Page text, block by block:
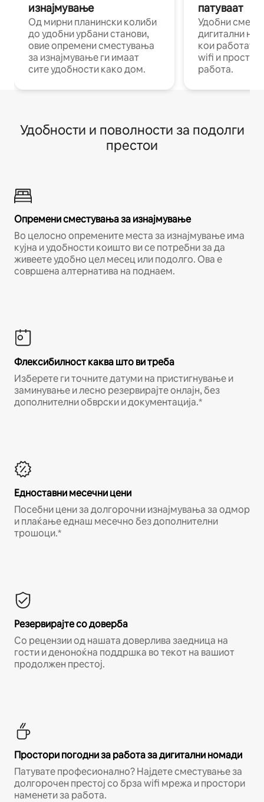
изнајмување
Од мирни планински колиби
до удобни урбани станови,
овие опремени сместувања
за изнајмување ги имаат
сите удобности како дом.
патуваат
Удобни
дигитални
кои работат
wifi и
работа.
Удобности и поволности за подолги
престои
Опремени сместувања за изнајмување
Во целосно опремените места за изнајмување има
кујна и удобности коишто ви се потребни за да
живеете удобно цел месец или подолго. Ова е
совршена алтернатива на поднаем.
Флексибилност каква што ви треба
Изберете ги точните датуми на пристигнување и
заминување и лесно резервирајте онлајн, без
дополнителни обврски и документација.*
Едноставни месечни цени
Посебни цени за долгорочни изнајмувања за одмор
и плаќање еднаш месечно без дополнителни
трошоци.*
Резервирајте со доверба
Со рецензии од нашата доверлива заедница на
гости и деноноќна поддршка во текот на вашиот
продолжен престој.
Простори погодни за работа за дигитални номади
Патувате професионално? Најдете сместување за
долгорочен престој со брза wifi мрежа и простори
наменети за работа.